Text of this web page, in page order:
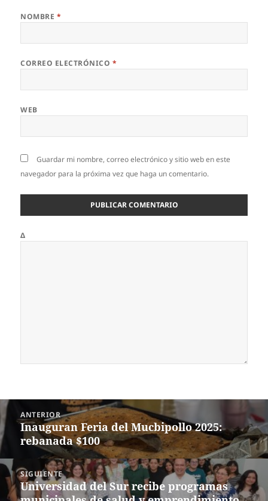
NOMBRE *
CORREO ELECTRÓNICO *
WEB
Guardar mi nombre, correo electrónico y sitio web en este
navegador para la próxima vez que haga un comentario.
Δ
Navegación
de
entradas
ANTERIOR
Entrada
anterior:
Inauguran Feria del Mucbipollo 2025:
rebanada $100
SIGUIENTE
Siguiente
Universidad del Sur recibe programas